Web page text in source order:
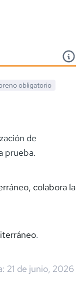
obligatorio
de
prueba.
colabora la
.
21 de junio, 2026